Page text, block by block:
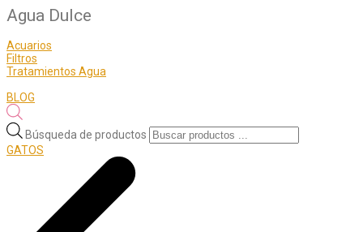
Agua Dulce
Acuarios
Filtros
Tratamientos Agua
BLOG
Búsqueda de productos
GATOS